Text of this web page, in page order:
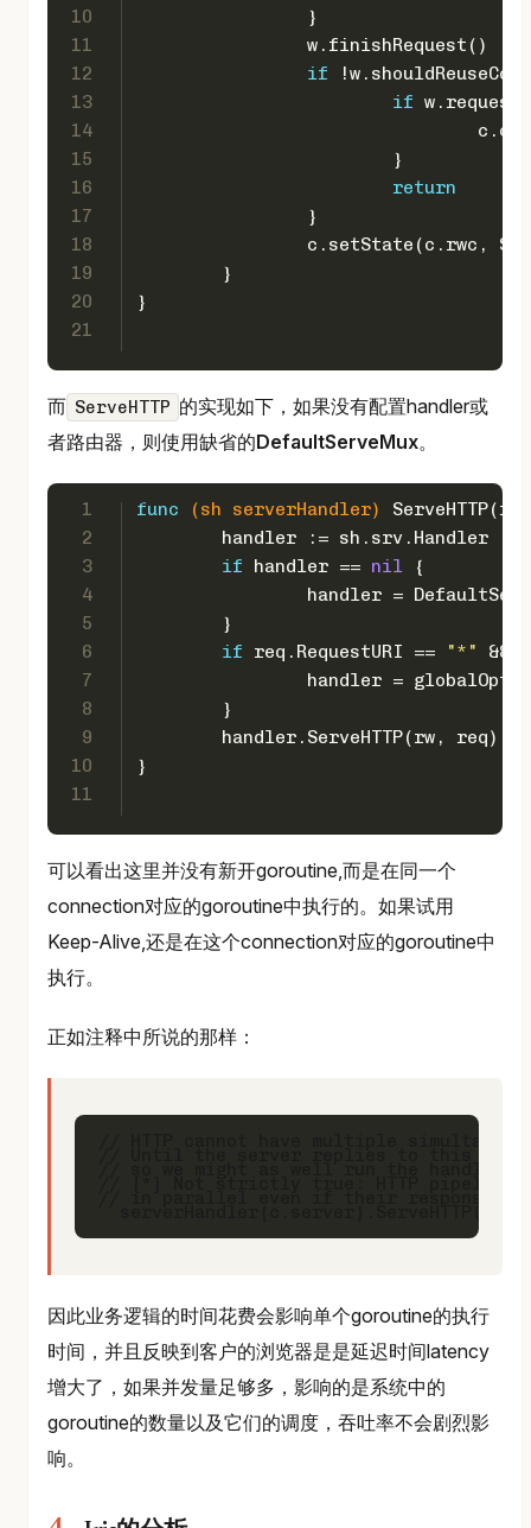
10
11
12
13
14
15
16
17
18
19
20
21
		}
		w.finishRequest()
if
if
			}
return
		}
c.setState(c.rwc,
	}
}
而 ServeHTTP 的实现如下，如果没有配置handler或
者路由器，则使用缺省的DefaultServeMux。
1
2
3
4
5
6
7
8
9
10
11
func (sh serverHandler)
	handler := sh.srv.Handler
if handler == nil {
handler =
	}
if req.RequestURI == "*"
&&
handler =
	}
	handler.ServeHTTP(rw, req)
}
可以看出这里并没有新开goroutine,而是在同一个
connection对应的goroutine中执行的。如果试用
Keep-Alive,还是在这个connection对应的goroutine中
执行。
正如注释中所说的那样：
因此业务逻辑的时间花费会影响单个goroutine的执行
时间，并且反映到客户的浏览器是是延迟时间latency
增大了，如果并发量足够多，影响的是系统中的
goroutine的数量以及它们的调度，吞吐率不会剧烈影
响。